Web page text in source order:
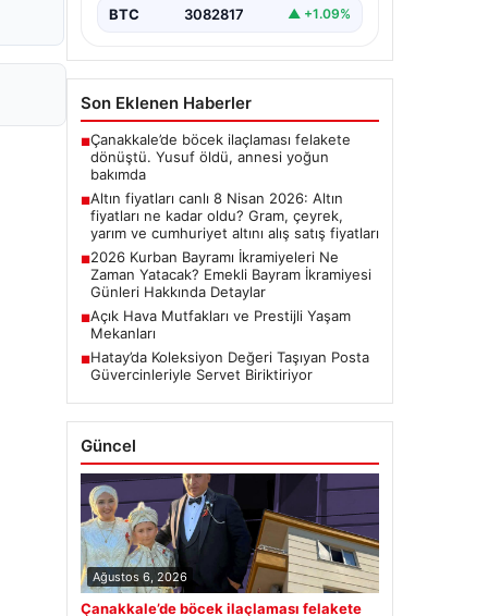
BTC 3082817 ▲ +1.09%
Son Eklenen Haberler
■Çanakkale’de böcek ilaçlaması felakete
dönüştü. Yusuf öldü, annesi yoğun
bakımda
■Altın fiyatları canlı 8 Nisan 2026: Altın
fiyatları ne kadar oldu? Gram, çeyrek,
yarım ve cumhuriyet altını alış satış fiyatları
■2026 Kurban Bayramı İkramiyeleri Ne
Zaman Yatacak? Emekli Bayram İkramiyesi
Günleri Hakkında Detaylar
■Açık Hava Mutfakları ve Prestijli Yaşam
Mekanları
■Hatay’da Koleksiyon Değeri Taşıyan Posta
Güvercinleriyle Servet Biriktiriyor
Güncel
Ağustos 6, 2026
Çanakkale’de böcek ilaçlaması felakete